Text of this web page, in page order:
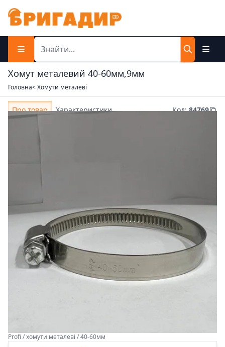
Хомут металевий 40-60мм,9мм
Головна< Хомути металеві
Про товар Характеристики Код:84769
Profi / хомути металеві / 40-60мм